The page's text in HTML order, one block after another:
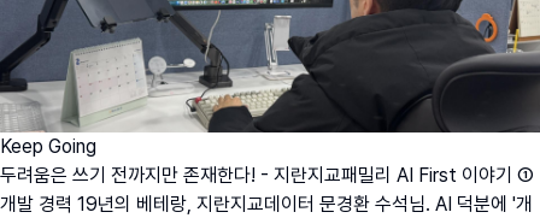
Keep Going
두려움은 쓰기 전까지만 존재한다! - 지란지교패밀리 AI First 이야기 ①
개발 경력 19년의 베테랑, 지란지교데이터 문경환 수석님. AI 덕분에 '개